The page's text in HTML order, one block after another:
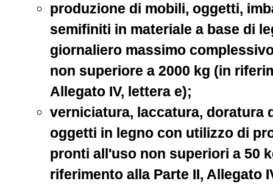
produzione di mobili, oggetti,
semifiniti in materiale a base di
giornaliero massimo
non superiore a 2000 kg (in
Allegato IV, lettera e);
verniciatura, laccatura, doratura
oggetti in legno con utilizzo di
pronti all'uso non superiori a 50
riferimento alla Parte II, Allegato